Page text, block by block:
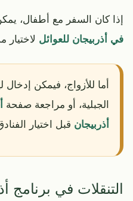
إذا كان السفر مع أطفال،
في أذربيجان للعوائل
أما للأزواج، فيمكن
الجبلية، أو مراجعة صفحة
أذربيجان قبل اختيار
التنقلات في برنامج